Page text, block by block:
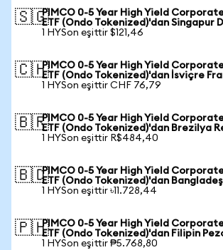
🇸🇬PIMCO 0-5 Year High Yield
ETF (Ondo Tokenized)'dan Singapur
1 HYSon eşittir $121,46
🇨🇭PIMCO 0-5 Year High Yield
ETF (Ondo Tokenized)'dan İsviçre
1 HYSon eşittir CHF 76,79
🇧🇷PIMCO 0-5 Year High Yield
ETF (Ondo Tokenized)'dan Brezilya
1 HYSon eşittir R$484,40
🇧🇩PIMCO 0-5 Year High Yield
ETF (Ondo Tokenized)'dan Bangladeş
1 HYSon eşittir ৳11.728,44
🇵🇭PIMCO 0-5 Year High Yield
ETF (Ondo Tokenized)'dan Filipin
1 HYSon eşittir ₱5.768,80